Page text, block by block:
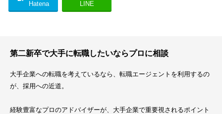
Hatena LINE
第二新卒で大手に転職したいならプロに相談
大手企業への転職を考えているなら、転職エージェントを利用するの
が、採用への近道。
経験豊富なプロのアドバイザーが、大手企業で重要視されるポイント